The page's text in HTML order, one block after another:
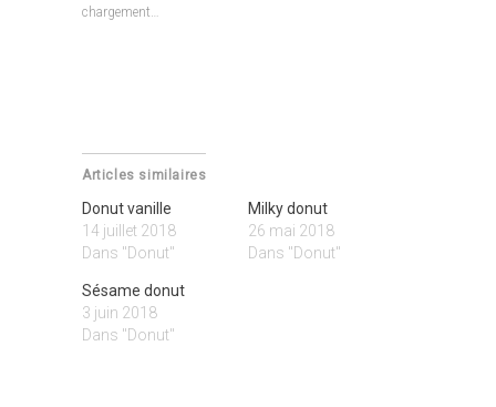
fenêtre)
chargement…
Articles similaires
Donut vanille
14 juillet 2018
Dans "Donut"
Milky donut
26 mai 2018
Dans "Donut"
Sésame donut
3 juin 2018
Dans "Donut"